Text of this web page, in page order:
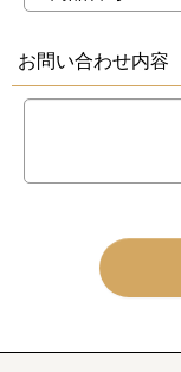
お問い合わせ内容